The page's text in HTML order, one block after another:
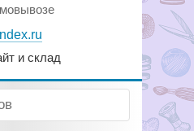
и склад